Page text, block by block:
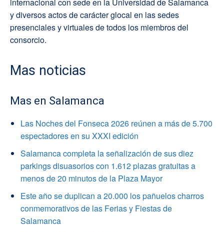
internacional con sede en la Universidad de Salamanca
y diversos actos de carácter glocal en las sedes
presenciales y virtuales de todos los miembros del
consorcio.
Mas noticias
Mas en Salamanca
Las Noches del Fonseca 2026 reúnen a más de 5.700
espectadores en su XXXI edición
Salamanca completa la señalización de sus diez
parkings disuasorios con 1.612 plazas gratuitas a
menos de 20 minutos de la Plaza Mayor
Este año se duplican a 20.000 los pañuelos charros
conmemorativos de las Ferias y Fiestas de
Salamanca